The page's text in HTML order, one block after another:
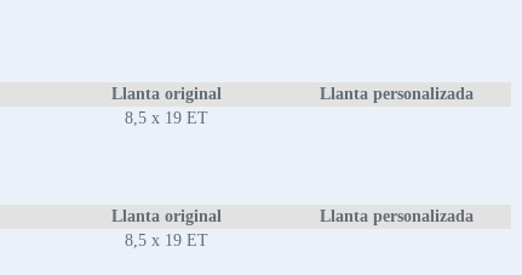
Llanta original
Llanta personalizada
8,5 x 19 ET
Llanta original
Llanta personalizada
8,5 x 19 ET